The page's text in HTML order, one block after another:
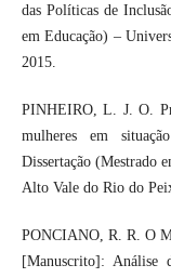
das Políticas de
em Educação) –
2015.
PINHEIRO, L. J. O.
mulheres em
Dissertação (Mestrado
Alto Vale do Rio do
PONCIANO, R. R. O
[Manuscrito]: Análise